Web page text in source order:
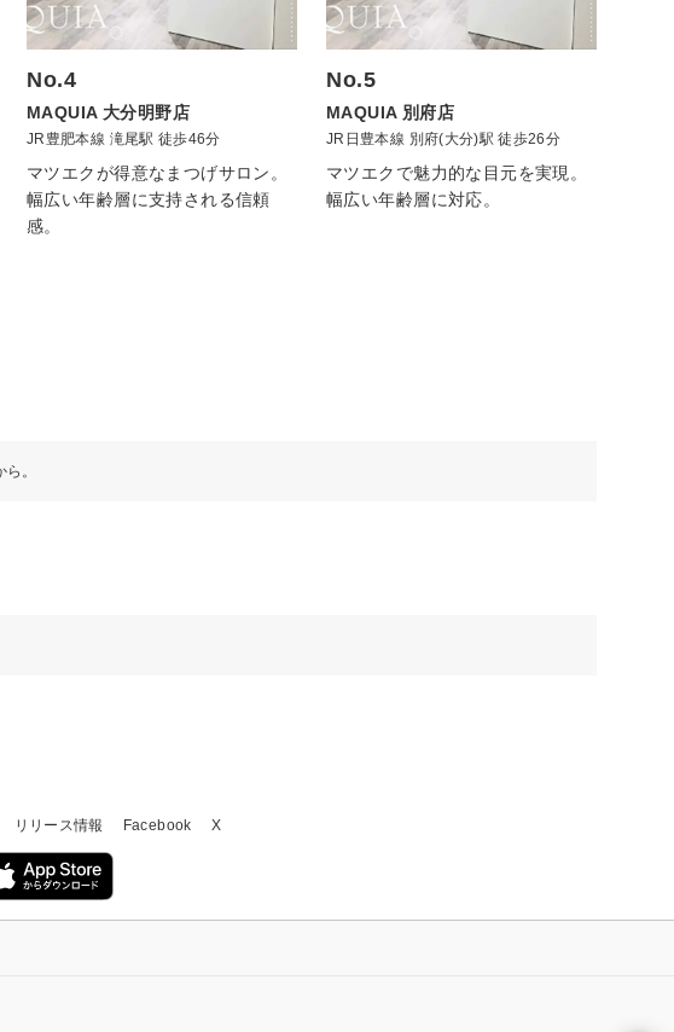
No.4
MAQUIA 大分明野店
JR豊肥本線 滝尾駅 徒歩46分
マツエクが得意なまつげサロン。
幅広い年齢層に支持される信頼
感。
No.5
MAQUIA 別府店
JR日豊本線 別府(大分)駅 徒歩26分
マツエクで魅力的な目元を実現。
幅広い年齢層に対応。
。
リリース情報 Facebook X